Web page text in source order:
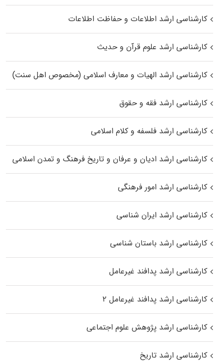
کارشناسی ارشد اطلاعات و حفاظت اطلاعات
کارشناسی ارشد علوم قرآن و حدیث
کارشناسی ارشد الهیات و معارف اسلامی (مخصوص اهل سنت)
کارشناسی ارشد فقه و حقوق
کارشناسی ارشد فلسفه و کلام اسلامی
کارشناسی ارشد ادیان و عرفان و تاریخ فرهنگ و تمدن اسلامی
کارشناسی ارشد امور فرهنگی
کارشناسی ارشد ایران شناسی
کارشناسی ارشد باستان شناسی
کارشناسی ارشد پدافند غیرعامل
کارشناسی ارشد پدافند غیرعامل ۲
کارشناسی ارشد پژوهش علوم اجتماعی
کارشناسی ارشد تاریخ